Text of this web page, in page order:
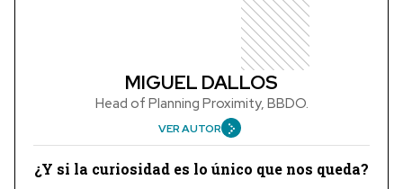
MIGUEL DALLOS
Head of Planning Proximity, BBDO.
VER AUTOR
¿Y si la curiosidad es lo único que nos queda?